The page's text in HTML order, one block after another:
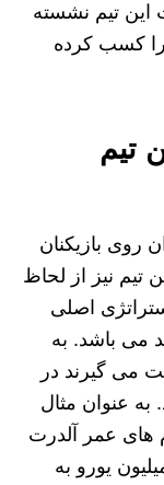
نیمکت این تیم نشسته
را کسب کرده
تیم
روی بازیکنان
تیم نیز از لحاظ
اصلی
می باشد. به
می گیرند در
به عنوان مثال
های عمر آلدرت
و نیم و جوناس اوملین را با 6 میلیون یورو به